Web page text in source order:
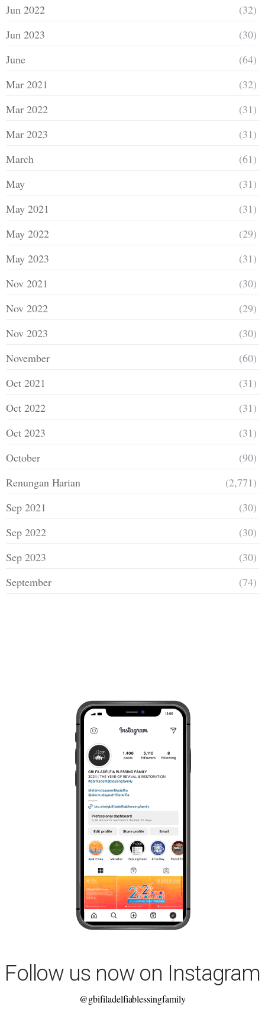
Jun 2022
(32)
Jun 2023
(30)
June
(64)
Mar 2021
(32)
Mar 2022
(31)
Mar 2023
(31)
March
(61)
May
(31)
May 2021
(31)
May 2022
(29)
May 2023
(31)
Nov 2021
(30)
Nov 2022
(29)
Nov 2023
(30)
November
(60)
Oct 2021
(31)
Oct 2022
(31)
Oct 2023
(31)
October
(90)
Renungan Harian
(2,771)
Sep 2021
(30)
Sep 2022
(30)
Sep 2023
(30)
September
(74)
Follow us now on Instagram
@gbifiladelfiablessingfamily